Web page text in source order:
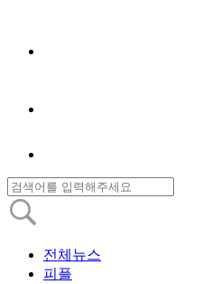
전체뉴스
피플